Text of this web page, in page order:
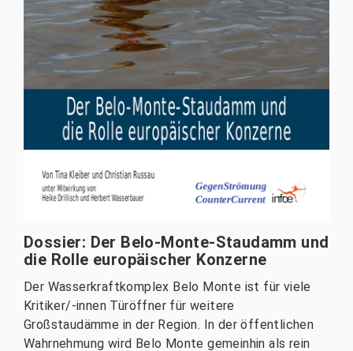
Dossier: Der Belo-Monte-Staudamm und
die Rolle europäischer Konzerne
Der Wasserkraftkomplex Belo Monte ist für viele
Kritiker/-innen Türöffner für weitere
Großstaudämme in der Region. In der öffentlichen
Wahrnehmung wird Belo Monte gemeinhin als rein